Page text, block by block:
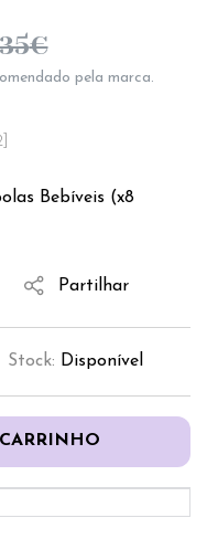
Bebíveis (x8
€
pela marca.
Partilhar
Stock: Disponível